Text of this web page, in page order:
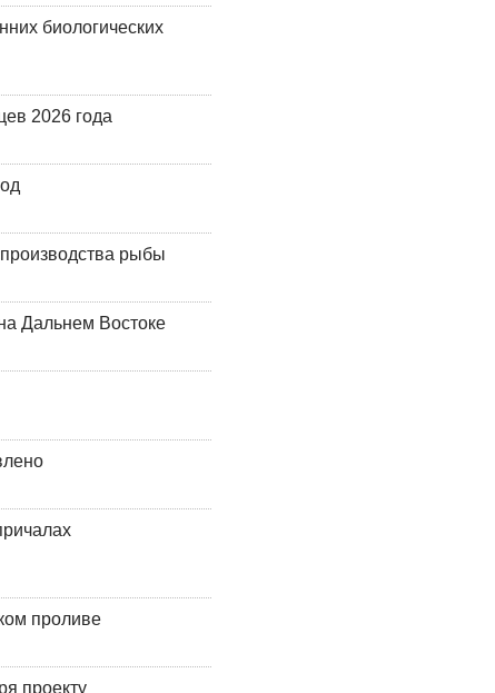
биологических
2026 года
рыбы
Дальнем Востоке
проливе
проекту